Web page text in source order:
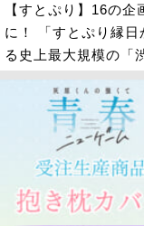
【すとぷり】16の
に！ 「すとぷり縁
る史上最大規模の「